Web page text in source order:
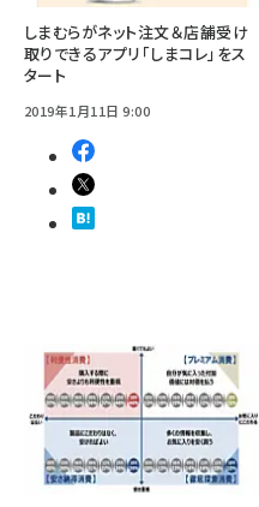
しまむらがネット注文＆店舗受け
取りできるアプリ「しまコレ」をス
タート
2019年1月11日 9:00